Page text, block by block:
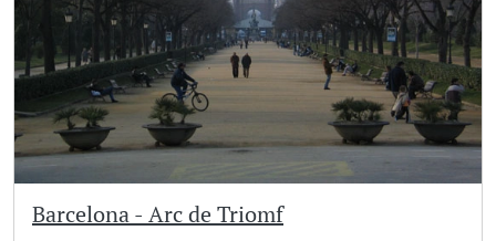
Barcelona - Arc de Triomf